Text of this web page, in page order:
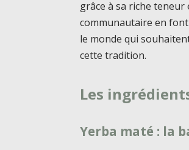
grâce à sa riche
communautaire en
le monde qui
cette tradition.
Les
Yerba maté : la